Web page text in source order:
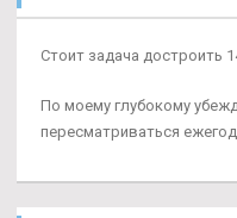
Стоит задача достроить
По моему глубокому
пересматриваться